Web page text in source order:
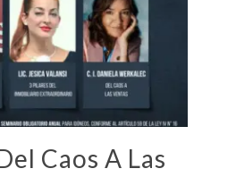
Caos A Las